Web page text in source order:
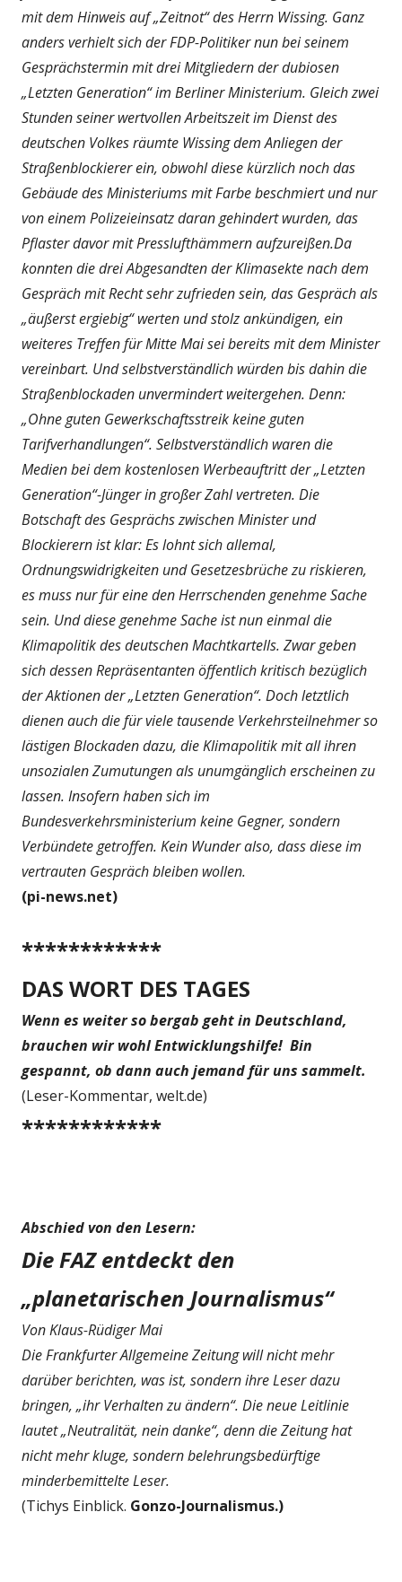
mit dem Hinweis auf „Zeitnot“ des Herrn Wissing. Ganz
anders verhielt sich der FDP-Politiker nun bei seinem
Gesprächstermin mit drei Mitgliedern der dubiosen
„Letzten Generation“ im Berliner Ministerium. Gleich zwei
Stunden seiner wertvollen Arbeitszeit im Dienst des
deutschen Volkes räumte Wissing dem Anliegen der
Straßenblockierer ein, obwohl diese kürzlich noch das
Gebäude des Ministeriums mit Farbe beschmiert und nur
von einem Polizeieinsatz daran gehindert wurden, das
Pflaster davor mit Presslufthämmern aufzureißen.Da
konnten die drei Abgesandten der Klimasekte nach dem
Gespräch mit Recht sehr zufrieden sein, das Gespräch als
„äußerst ergiebig“ werten und stolz ankündigen, ein
weiteres Treffen für Mitte Mai sei bereits mit dem Minister
vereinbart. Und selbstverständlich würden bis dahin die
Straßenblockaden unvermindert weitergehen. Denn:
„Ohne guten Gewerkschaftsstreik keine guten
Tarifverhandlungen“. Selbstverständlich waren die
Medien bei dem kostenlosen Werbeauftritt der „Letzten
Generation“-Jünger in großer Zahl vertreten. Die
Botschaft des Gesprächs zwischen Minister und
Blockierern ist klar: Es lohnt sich allemal,
Ordnungswidrigkeiten und Gesetzesbrüche zu riskieren,
es muss nur für eine den Herrschenden genehme Sache
sein. Und diese genehme Sache ist nun einmal die
Klimapolitik des deutschen Machtkartells. Zwar geben
sich dessen Repräsentanten öffentlich kritisch bezüglich
der Aktionen der „Letzten Generation“. Doch letztlich
dienen auch die für viele tausende Verkehrsteilnehmer so
lästigen Blockaden dazu, die Klimapolitik mit all ihren
unsozialen Zumutungen als unumgänglich erscheinen zu
lassen. Insofern haben sich im
Bundesverkehrsministerium keine Gegner, sondern
Verbündete getroffen. Kein Wunder also, dass diese im
vertrauten Gespräch bleiben wollen.
(pi-news.net)
************
DAS WORT DES TAGES
Wenn es weiter so bergab geht in Deutschland,
brauchen wir wohl Entwicklungshilfe! Bin
gespannt, ob dann auch jemand für uns sammelt.
(Leser-Kommentar, welt.de)
************
Abschied von den Lesern:
Die FAZ entdeckt den
„planetarischen Journalismus“
Von Klaus-Rüdiger Mai
Die Frankfurter Allgemeine Zeitung will nicht mehr
darüber berichten, was ist, sondern ihre Leser dazu
bringen, „ihr Verhalten zu ändern“. Die neue Leitlinie
lautet „Neutralität, nein danke“, denn die Zeitung hat
nicht mehr kluge, sondern belehrungsbedürftige
minderbemittelte Leser.
(Tichys Einblick. Gonzo-Journalismus.)